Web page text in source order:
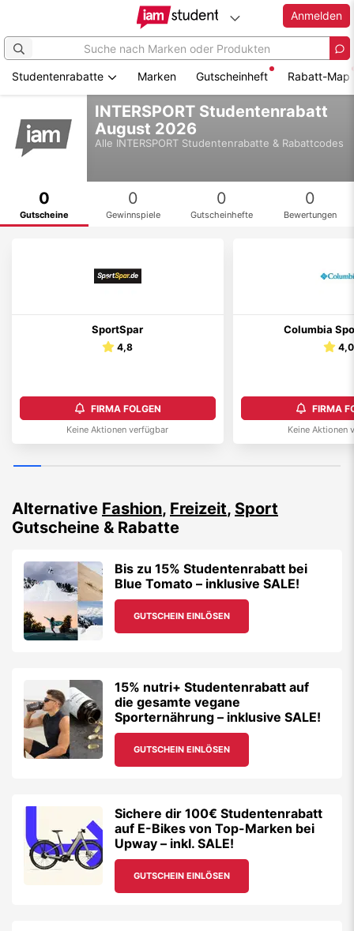
Hauptinhalt
springen
Anmelden
Studentenrabatte Marken Gutscheinheft Rabatt-Map
INTERSPORT Studentenrabatt
August 2026
Alle INTERSPORT Studentenrabatte & Rabattcodes
0
Gutscheine
0
Gewinnspiele
0
Gutscheinhefte
0
Bewertungen
SportSpar
4,8
FIRMA FOLGEN
Keine Aktionen verfügbar
Columbia
4,0
FIRMA
Keine Aktionen
Alternative Fashion, Freizeit, Sport
Gutscheine & Rabatte
Bis zu 15% Studentenrabatt bei
Blue Tomato – inklusive SALE!
GUTSCHEIN EINLÖSEN
15% nutri+ Studentenrabatt auf
die gesamte vegane
Sporternährung – inklusive SALE!
GUTSCHEIN EINLÖSEN
Sichere dir 100€ Studentenrabatt
auf E-Bikes von Top-Marken bei
Upway – inkl. SALE!
GUTSCHEIN EINLÖSEN